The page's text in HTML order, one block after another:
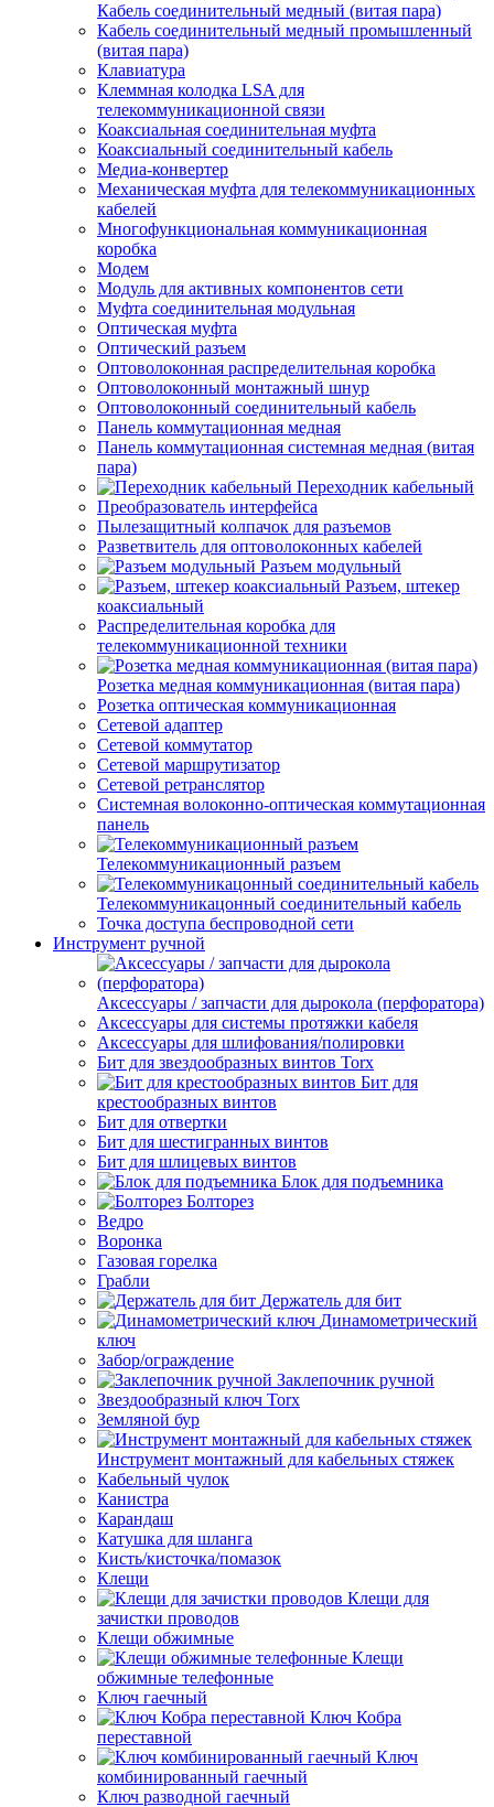
Кабель соединительный медный (витая пара)
Кабель соединительный медный промышленный
(витая пара)
Клавиатура
Клеммная колодка LSA для
телекоммуникационной связи
Коаксиальная соединительная муфта
Коаксиальный соединительный кабель
Медиа-конвертер
Механическая муфта для телекоммуникационных
кабелей
Многофункциональная коммуникационная
коробка
Модем
Модуль для активных компонентов сети
Муфта соединительная модульная
Оптическая муфта
Оптический разъем
Оптоволоконная распределительная коробка
Оптоволоконный монтажный шнур
Оптоволоконный соединительный кабель
Панель коммутационная медная
Панель коммутационная системная медная (витая
пара)
Переходник кабельный
Преобразователь интерфейса
Пылезащитный колпачок для разъемов
Разветвитель для оптоволоконных кабелей
Разъем модульный
Разъем, штекер
коаксиальный
Распределительная коробка для
телекоммуникационной техники
Розетка медная коммуникационная (витая пара)
Розетка оптическая коммуникационная
Сетевой адаптер
Сетевой коммутатор
Сетевой маршрутизатор
Сетевой ретранслятор
Системная волоконно-оптическая коммутационная
панель
Телекоммуникационный разъем
Телекоммуникацонный соединительный кабель
Точка доступа беспроводной сети
Инструмент ручной
Аксессуары / запчасти для дырокола (перфоратора)
Аксессуары для системы протяжки кабеля
Аксессуары для шлифования/полировки
Бит для звездообразных винтов Torx
Бит для
крестообразных винтов
Бит для отвертки
Бит для шестигранных винтов
Бит для шлицевых винтов
Блок для подъемника
Болторез
Ведро
Воронка
Газовая горелка
Грабли
Держатель для бит
Динамометрический
ключ
Забор/ограждение
Заклепочник ручной
Звездообразный ключ Torx
Земляной бур
Инструмент монтажный для кабельных стяжек
Кабельный чулок
Канистра
Карандаш
Катушка для шланга
Кисть/кисточка/помазок
Клещи
Клещи для
зачистки проводов
Клещи обжимные
Клещи
обжимные телефонные
Ключ гаечный
Ключ Кобра
переставной
Ключ
комбинированный гаечный
Ключ разводной гаечный